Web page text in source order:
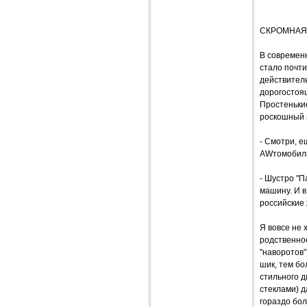
В
стало
роскошный
- Смотри,
- Шустро
машину. И в
Я вовсе не
шик, тем
стильного
стеклами)
гораздо